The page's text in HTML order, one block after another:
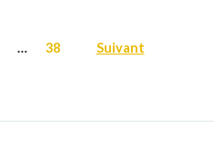
… 38 Suivant